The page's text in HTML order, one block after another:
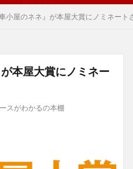
小屋のネネ』が本屋大賞にノミネート
本屋大賞にノミネー
スがわかるの本棚